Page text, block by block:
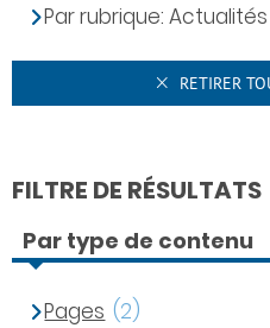
Par rubrique:
RETIRER
FILTRE DE RÉSULTATS
Par type de contenu
Pages (2)